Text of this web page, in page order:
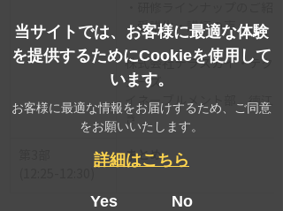
・受講生・講師の声
株式会社テラスカイ・テクノ
ジーズ
イネーブルメント部　德江さ
まとめ
当サイトでは、お客様に最適な体験
を提供するためにCookieを使用して
います。
お客様に最適な情報をお届けするため、ご同意
をお願いいたします。
詳細はこちら
Yes No